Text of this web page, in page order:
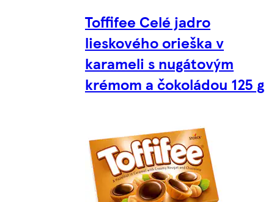
Toffifee Celé jadro
lieskového orieška v
karameli s nugátovým
krémom a čokoládou 125 g